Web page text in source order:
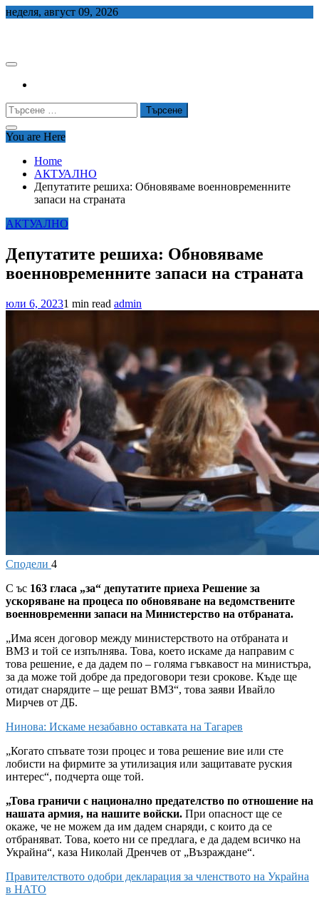
Skip
неделя, август 09, 2026
Търсене
за:
You are Here
Home
АКТУАЛНО
Депутатите решиха: Обновяваме военновременните
запаси на страната
АКТУАЛНО
Депутатите решиха: Обновяваме
военновременните запаси на страната
юли 6, 20231 min read admin
Сподели 4
С ъс 163 гласа „за“ депутатите приеха Решение за
ускоряване на процеса по обновяване на ведомствените
военновременни запаси на Министерство на отбраната.
„Има ясен договор между министерството на отбраната и
ВМЗ и той се изпълнява. Това, което искаме да направим с
това решение, е да дадем по – голяма гъвкавост на министъра,
за да може той добре да предоговори тези срокове. Къде ще
отидат снарядите – ще решат ВМЗ“, това заяви Ивайло
Мирчев от ДБ.
Нинова: Искаме незабавно оставката на Тагарев
„Когато спъвате този процес и това решение вие или сте
лобисти на фирмите за утилизация или защитавате руския
интерес“, подчерта още той.
„Това граничи с национално предателство по отношение на
нашата армия, на нашите войски. При опасност ще се
окаже, че не можем да им дадем снаряди, с които да се
отбраняват. Това, което ни се предлага, е да дадем всичко на
Украйна“, каза Николай Дренчев от „Възраждане“.
Правителството одобри декларация за членството на Украйна
в НАТО